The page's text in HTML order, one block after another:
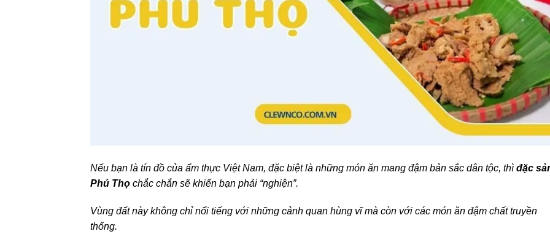
Nếu bạn là tín đồ của ẩm thực Việt Nam, đặc biệt là những món ăn mang đậm bản sắc dân tộc, thì đặc
Phú Thọ chắc chắn sẽ khiến bạn phải “nghiện”.
Vùng đất này không chỉ nổi tiếng với những cảnh quan hùng vĩ mà còn với các món ăn đậm chất truyền
thống.